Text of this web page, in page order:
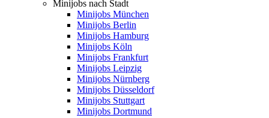
Minijobs nach Stadt
Minijobs München
Minijobs Berlin
Minijobs Hamburg
Minijobs Köln
Minijobs Frankfurt
Minijobs Leipzig
Minijobs Nürnberg
Minijobs Düsseldorf
Minijobs Stuttgart
Minijobs Dortmund